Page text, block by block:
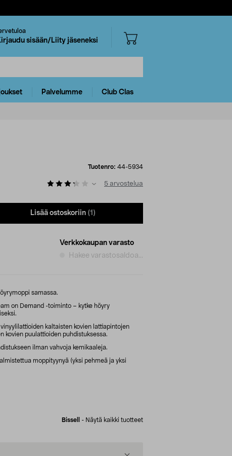
sisään/Liity jäseneksi
Palvelumme Club Clas
Tuotenro: 44-5934
5 arvostelua
Lisää ostoskoriin (1)
Verkkokaupan varasto
Hakee varastosaldoa...
samassa.
on Demand -toiminto – kytke höyry
kaltaisten kovien lattiapintojen
kovien puulattioiden puhdistuksessa.
ilman vahvoja kemikaaleja.
moppityynyä (yksi pehmeä ja yksi
Bissell - Näytä kaikki tuotteet